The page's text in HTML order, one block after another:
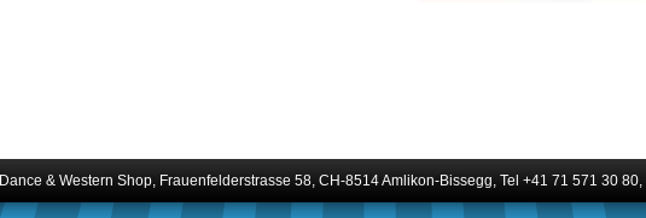
Dance & Western Shop, Frauenfelderstrasse 58, CH-8514 Amlikon-Bissegg, Tel +41 71 571 30